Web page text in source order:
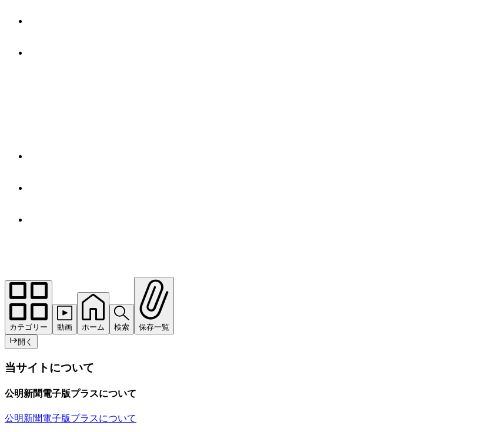
カテゴリー 動画 ホーム 検索
保存一覧
開く
当サイトについて
公明新聞電子版プラスについて
公明新聞電子版プラスについて